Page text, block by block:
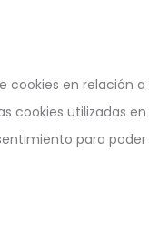
en relación
utilizadas
para poder